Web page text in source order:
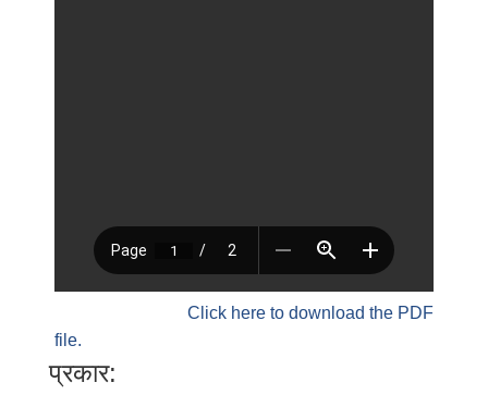
Click here to download the PDF
file.
प्रकार: